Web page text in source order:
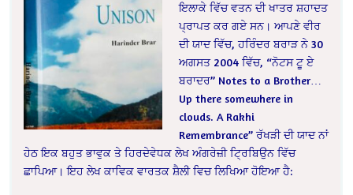
ਇਲਾਕੇ ਵਿੱਚ ਵਤਨ ਦੀ ਖਾਤਰ ਸ਼ਹਾਦਤ
ਪ੍ਰਾਪਤ ਕਰ ਗਏ ਸਨ। ਆਪਣੇ ਵੀਰ
ਦੀ ਯਾਦ ਵਿੱਚ, ਹਰਿੰਦਰ ਬਰਾੜ ਨੇ 30
ਅਗਸਤ 2004 ਵਿੱਚ, “ਨੋਟਸ ਟੂ ਏ
ਬਰਾਦਰ” Notes to a Brother…
Up there somewhere in
clouds. A Rakhi
Remembrance” ਰੱਖੜੀ ਦੀ ਯਾਦ ਨਾਂ
ਹੇਠ ਇਕ ਬਹੁਤ ਭਾਵੁਕ ਤੇ ਹਿਰਦੇਵੇਧਕ ਲੇਖ ਅੰਗਰੇਜ਼ੀ ਟ੍ਰਿਬਿਉਨ ਵਿੱਚ
ਛਾਪਿਆ। ਇਹ ਲੇਖ ਕਾਵਿਕ ਵਾਰਤਕ ਸ਼ੈਲੀ ਵਿਚ ਲਿਖਿਆ ਹੋਇਆ ਹੈ: